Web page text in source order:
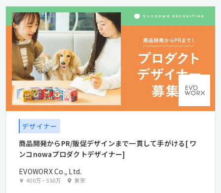
デザインする。それがエヴォワークスです。
デザイナー
商品開発からPR/販促デザインまで一貫して手がける[ ワ
ンコnowaプロダクトデザイナー]
EVOWORX Co., Ltd.
400万~550万 東京